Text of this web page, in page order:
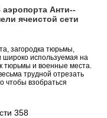
аэропорта Анти--
ячеистой сети
загородка тюрьмы,
широко используемая на
тюрьмы и военные места.
трудной отрезать
чтобы взобраться
358